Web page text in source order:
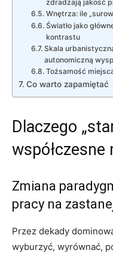
zdradzają jakość
Wnętrza: ile
Światło jako
kontrastu
Skala
autonomiczną
Tożsamość
Co warto zapamiętać
Dlaczego
współczesne
Zmiana
pracy na
Przez dekady
wyburzyć, wyrównać,